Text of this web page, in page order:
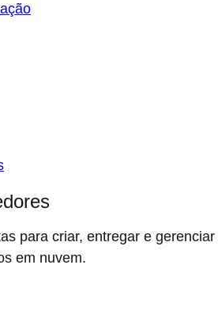
para criar, entregar e gerenciar
em nuvem.